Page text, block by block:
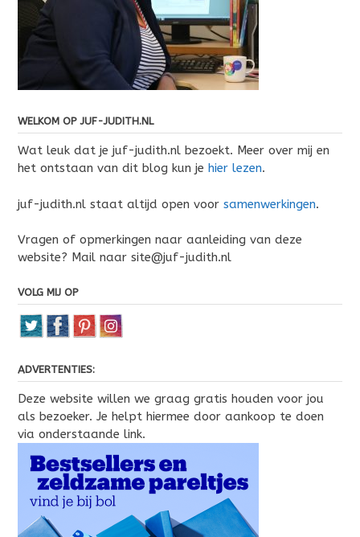
WELKOM OP JUF-JUDITH.NL
Wat leuk dat je juf-judith.nl bezoekt. Meer over mij en
het ontstaan van dit blog kun je hier lezen.
juf-judith.nl staat altijd open voor samenwerkingen.
Vragen of opmerkingen naar aanleiding van deze
website? Mail naar site@juf-judith.nl
VOLG MIJ OP
ADVERTENTIES:
Deze website willen we graag gratis houden voor jou
als bezoeker. Je helpt hiermee door aankoop te doen
via onderstaande link.